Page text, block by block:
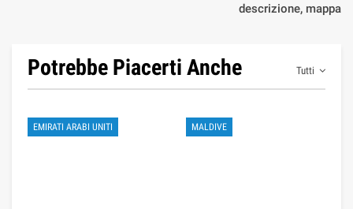
descrizione, mappa
Tutti
Potrebbe Piacerti Anche
EMIRATI ARABI UNITI MALDIVE